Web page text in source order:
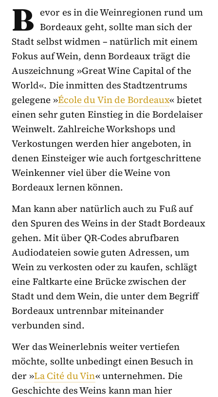
B evor es in die Weinregionen rund um
Bordeaux geht, sollte man sich der
Stadt selbst widmen – natürlich mit einem
Fokus auf Wein, denn Bordeaux trägt die
Auszeichnung »Great Wine Capital of the
World«. Die inmitten des Stadtzentrums
gelegene »École du Vin de Bordeaux« bietet
einen sehr guten Einstieg in die Bordelaiser
Weinwelt. Zahlreiche Workshops und
Verkostungen werden hier angeboten, in
denen Einsteiger wie auch fortgeschrittene
Weinkenner viel über die Weine von
Bordeaux lernen können.
Man kann aber natürlich auch zu Fuß auf
den Spuren des Weins in der Stadt Bordeaux
gehen. Mit über QR-Codes abrufbaren
Audiodateien sowie guten Adressen, um
Wein zu verkosten oder zu kaufen, schlägt
eine Faltkarte eine Brücke zwischen der
Stadt und dem Wein, die unter dem Begriff
Bordeaux untrennbar miteinander
verbunden sind.
Wer das Weinerlebnis weiter vertiefen
möchte, sollte unbedingt einen Besuch in
der »La Cité du Vin« unternehmen. Die
Geschichte des Weins kann man hier